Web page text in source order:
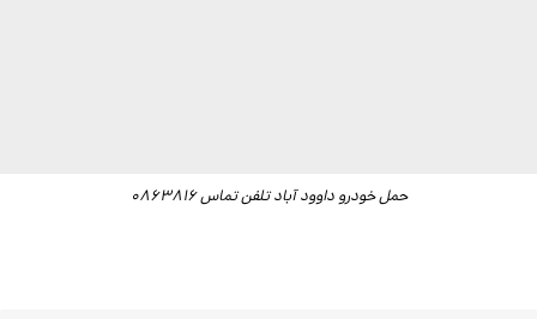
حمل خودرو داوود آباد تلفن تماس 0863816